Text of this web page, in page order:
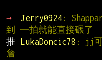
→
Jerry0924:
到 一拍就能直接碾了
推
LukaDoncic78 : jj可
詹